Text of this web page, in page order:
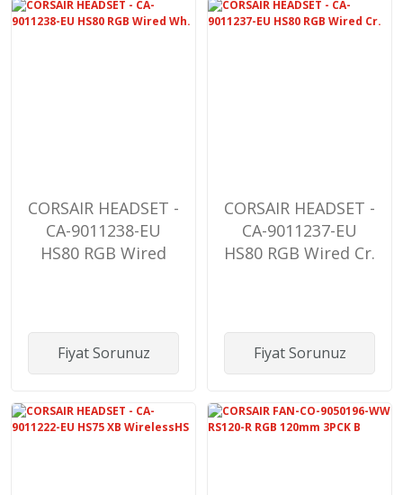
CORSAIR HEADSET -
CA-9011238-EU
HS80 RGB Wired
Fiyat Sorunuz
CORSAIR HEADSET -
CA-9011237-EU
HS80 RGB Wired Cr.
Fiyat Sorunuz